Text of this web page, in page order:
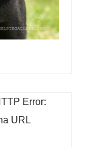
Error:
URL